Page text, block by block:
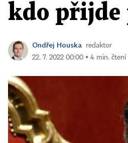
kdo přijde
Ondřej Houska
redaktor
22. 7. 2022 00:00 ▪ 4 min. čtení